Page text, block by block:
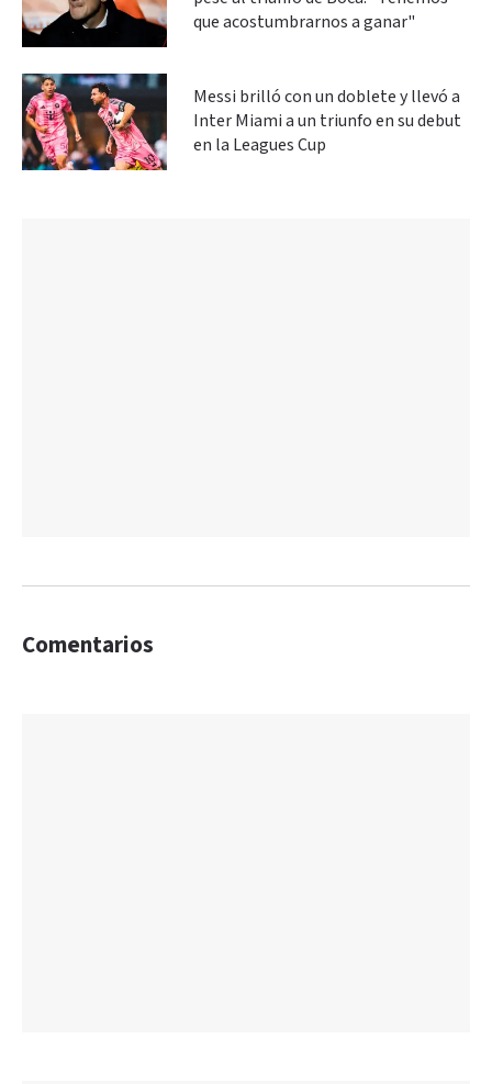
que acostumbrarnos a ganar"
Messi brilló con un doblete y llevó a
Inter Miami a un triunfo en su debut
en la Leagues Cup
Comentarios